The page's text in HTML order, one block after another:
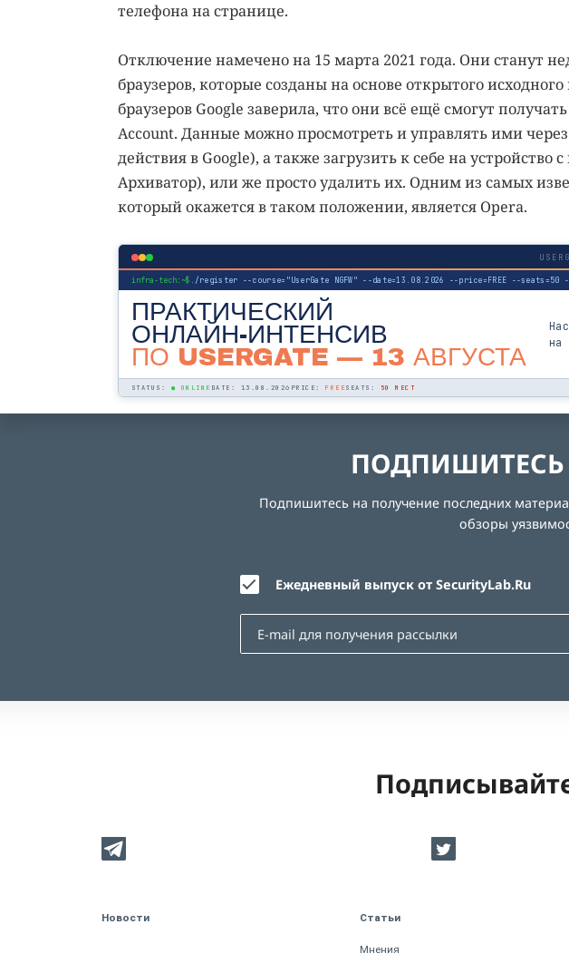
телефона на странице.
Отключение намечено на 15 марта 2021 года. Они станут
браузеров, которые созданы на основе открытого
браузеров Google заверила, что они всё ещё смогут
Account. Данные можно просмотреть и управлять ими
действия в Google), а также загрузить к себе на
Архиватор), или же просто удалить их. Одним из самых
который окажется в таком положении, является Opera.
infra-tech:~$ ./register --course="UserGate NGFW" --date=13.08.2026 --price=FREE --seats=50
ПРАКТИЧЕСКИЙ
ОНЛАЙН-ИНТЕНСИВ
ПО USERGATE — 13 АВГУСТА
на
STATUS: ● ONLINE DATE: 13.08.2026 PRICE: FREE SEATS: 50 МЕСТ
ПОДПИШИТЕСЬ
Подпишитесь на получение последних
обзоры
Ежедневный выпуск от SecurityLab.Ru
Новости Статьи
Мнения